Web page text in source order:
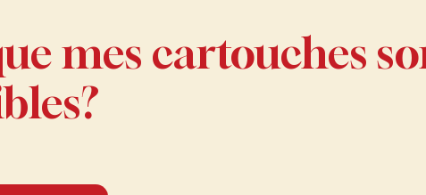
mes cartouches